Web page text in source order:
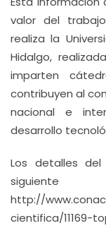
valor del
realiza la
Hidalgo,
imparten
contribuyen al
nacional e
desarrollo
Los detalles
http://
cientifica/11169-